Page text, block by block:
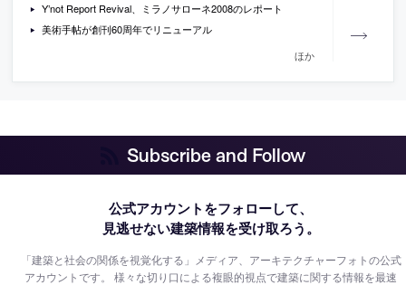
Y’not Report Revival、ミラノサローネ2008のレポート
美術手帖が創刊60周年でリニューアル
ほか
Subscribe and Follow
公式アカウントをフォローして、
見逃せない建築情報を受け取ろう。
「建築と社会の関係を視覚化する」メディア、アーキテクチャーフォトの公式
アカウントです。様々な切り口による複眼的視点で建築に関する情報を最速